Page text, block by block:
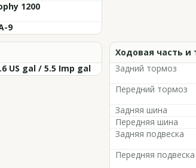
1200
9
US gal / 5.5 Imp gal
Ходовая часть и
Задний тормоз
Передний тормоз
Задняя шина
Передняя шина
Задняя подвеска
Передняя подвеска